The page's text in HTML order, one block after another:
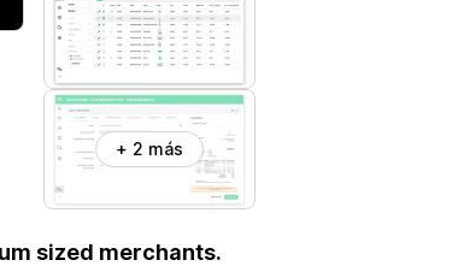
+ 2 más
sized merchants.